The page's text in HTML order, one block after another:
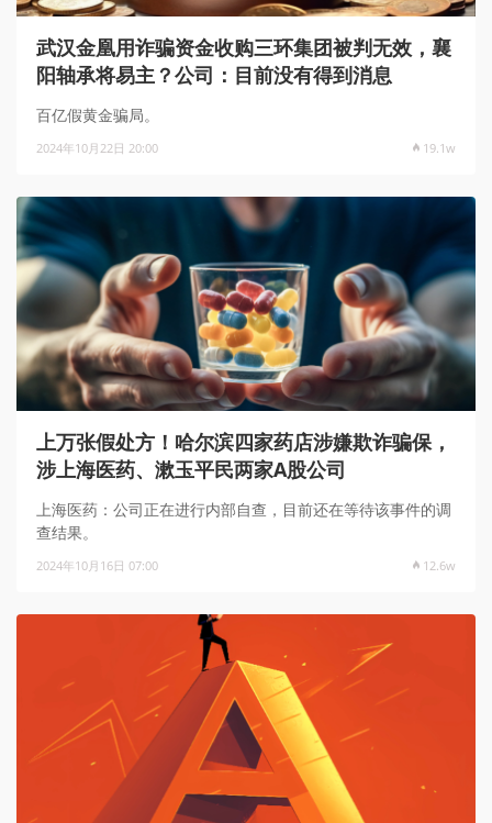
武汉金凰用诈骗资金收购三环集团被判无效，襄
阳轴承将易主？公司：目前没有得到消息
百亿假黄金骗局。
2024年10月22日 20:00 19.1w
上万张假处方！哈尔滨四家药店涉嫌欺诈骗保，
涉上海医药、漱玉平民两家A股公司
上海医药：公司正在进行内部自查，目前还在等待该事件的调
查结果。
2024年10月16日 07:00 12.6w